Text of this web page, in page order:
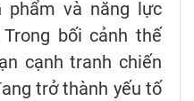
phẩm và năng lực
bối cảnh thế
cạnh tranh chiến
trở thành yếu tố